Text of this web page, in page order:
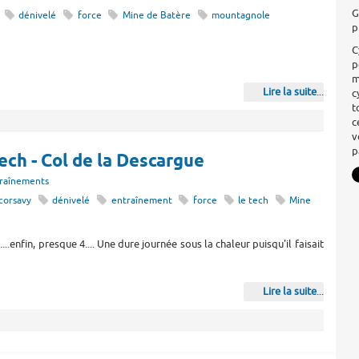
dénivelé
force Mine de Batère mountagnole
Lire la suite...
- Col de la Descargue
dénivelé entraînement force le tech Mine
presque 4.... Une dure journée sous la chaleur puisqu'il faisait
Lire la suite...